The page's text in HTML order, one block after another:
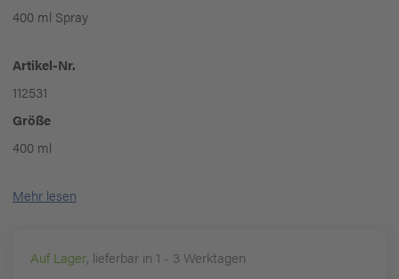
400 ml Spray
Artikel-Nr.
112531
Größe
400 ml
Mehr lesen
Auf Lager, lieferbar in 1 - 3 Werktagen